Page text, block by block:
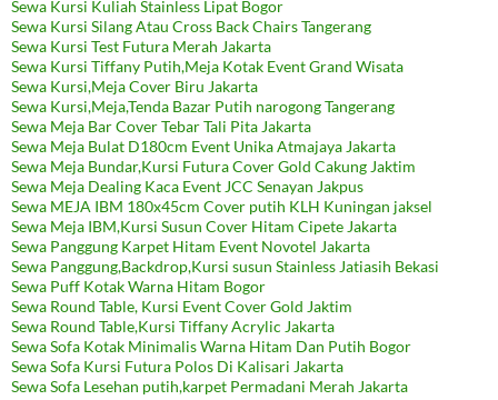
Sewa Kursi Kuliah Stainless Lipat Bogor
Sewa Kursi Silang Atau Cross Back Chairs Tangerang
Sewa Kursi Test Futura Merah Jakarta
Sewa Kursi Tiffany Putih,Meja Kotak Event Grand Wisata
Sewa Kursi,Meja Cover Biru Jakarta
Sewa Kursi,Meja,Tenda Bazar Putih narogong Tangerang
Sewa Meja Bar Cover Tebar Tali Pita Jakarta
Sewa Meja Bulat D180cm Event Unika Atmajaya Jakarta
Sewa Meja Bundar,Kursi Futura Cover Gold Cakung Jaktim
Sewa Meja Dealing Kaca Event JCC Senayan Jakpus
Sewa MEJA IBM 180x45cm Cover putih KLH Kuningan jaksel
Sewa Meja IBM,Kursi Susun Cover Hitam Cipete Jakarta
Sewa Panggung Karpet Hitam Event Novotel Jakarta
Sewa Panggung,Backdrop,Kursi susun Stainless Jatiasih Bekasi
Sewa Puff Kotak Warna Hitam Bogor
Sewa Round Table, Kursi Event Cover Gold Jaktim
Sewa Round Table,Kursi Tiffany Acrylic Jakarta
Sewa Sofa Kotak Minimalis Warna Hitam Dan Putih Bogor
Sewa Sofa Kursi Futura Polos Di Kalisari Jakarta
Sewa Sofa Lesehan putih,karpet Permadani Merah Jakarta